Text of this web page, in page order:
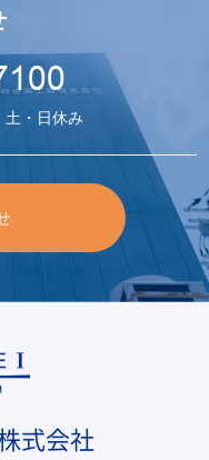
・日休み
式会社